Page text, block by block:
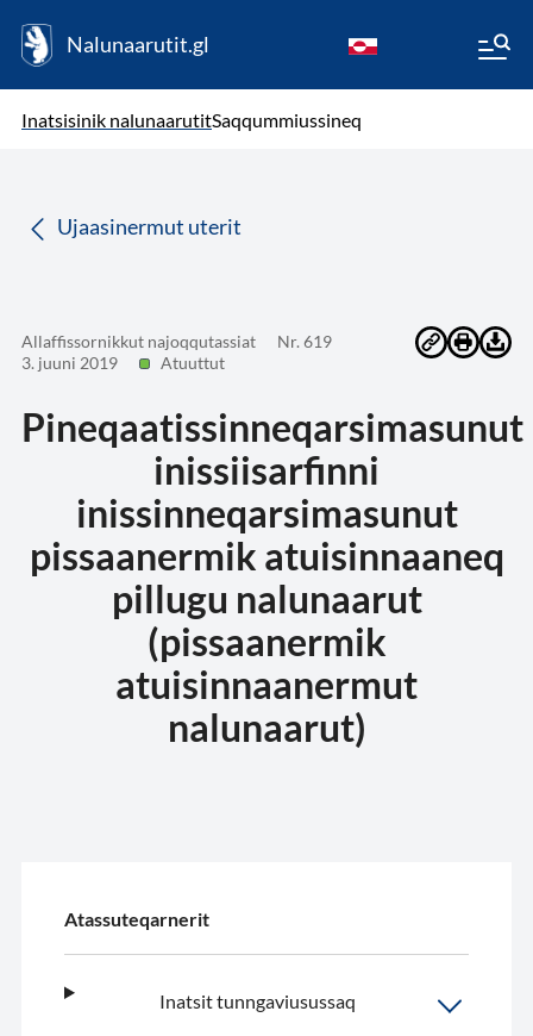
Nalunaarutit.gl
Inatsisinik nalunaarutitSaqqummiussineq
Ujaasinermut uterit
Allaffissornikkut najoqqutassiat
Nr. 619
3. juuni 2019
Atuuttut
Pineqaatissinneqarsimasunut
inissiisarfinni
inissinneqarsimasunut
pissaanermik atuisinnaaneq
pillugu nalunaarut
(pissaanermik
atuisinnaanermut
nalunaarut)
Atassuteqarnerit
Inatsit tunngaviusussaq